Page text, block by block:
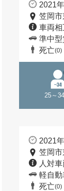
2021
笠岡
車両
準中
死亡(0)
25～
2021
笠岡
人対
軽自動
死亡(0)